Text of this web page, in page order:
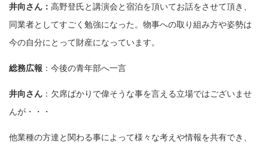
井向さん： 高野登氏と講演会と宿泊を頂いてお話をさせて頂き、
同業者としてすごく勉強になった。物事への取り組み方や姿勢は
今の自分にとって財産になっています。
総務広報 ：今後の青年部へ一言
井向さん ：欠席ばかりで偉そうな事を言える立場ではございませ
んが・・・
他業種の方達と関わる事によって様々な考えや情報を共有でき、